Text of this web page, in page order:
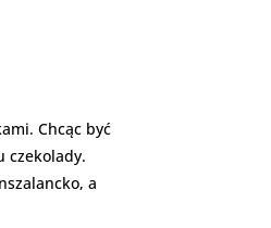
Chcąc być
czekolady.
a